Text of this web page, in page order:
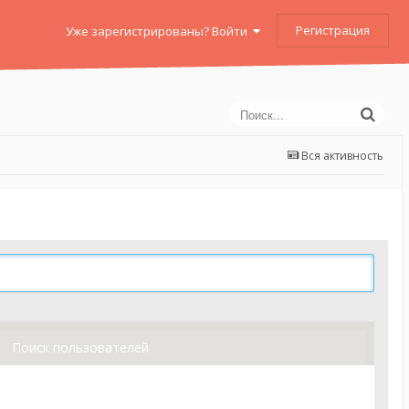
Уже зарегистрированы? Войти Регистрация
Вся активность
Поиск пользователей